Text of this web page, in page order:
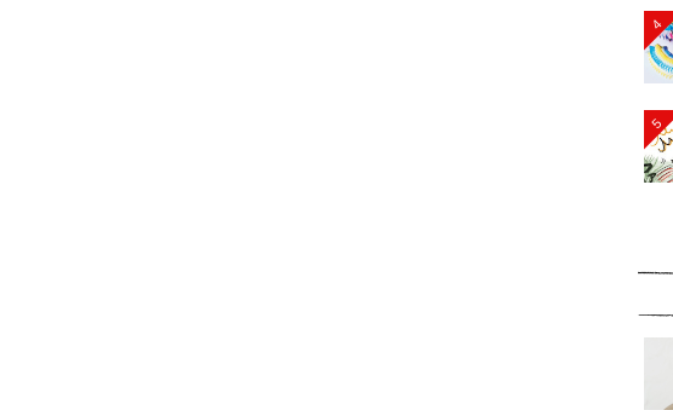
4
5